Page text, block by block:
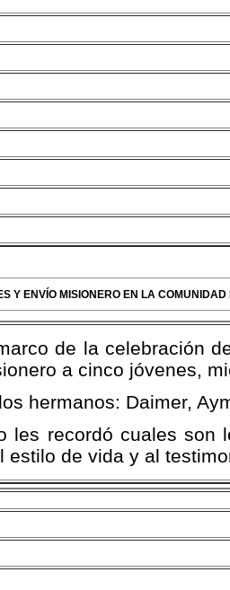
Y ENVÍO MISIONERO EN LA
de la celebración
a cinco jóvenes,
hermanos: Daimer,
les recordó cuales son
estilo de vida y al